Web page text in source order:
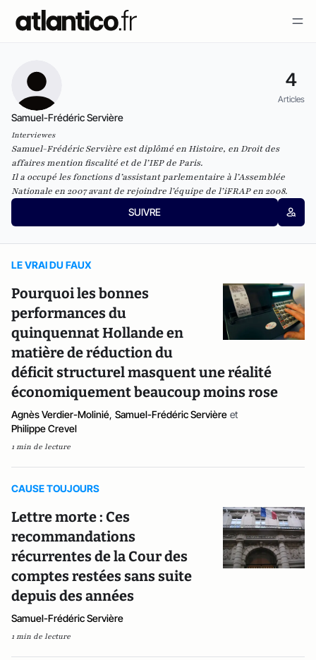
4
Articles
Samuel-Frédéric Servière
Interviewes
Samuel-Frédéric Servière est diplômé en Histoire, en Droit des
affaires mention fiscalité et de l’IEP de Paris.
Il a occupé les fonctions d’assistant parlementaire à l’Assemblée
Nationale en 2007 avant de rejoindre l’équipe de l’iFRAPen 2008.
SUIVRE
LE VRAI DU FAUX
Pourquoi les bonnes
performances du
quinquennat Hollande en
matière de réduction du
déficit structurel masquent une réalité
économiquement beaucoup moins rose
Agnès Verdier-Molinié, Samuel-Frédéric Servière et
Philippe Crevel
1 min de lecture
CAUSE TOUJOURS
Lettre morte : Ces
recommandations
récurrentes de la Cour des
comptes restées sans suite
depuis des années
Samuel-Frédéric Servière
1 min de lecture